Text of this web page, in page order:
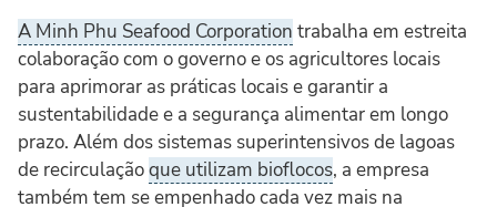
A Minh Phu Seafood Corporation trabalha em estreita
colaboração com o governo e os agricultores locais
para aprimorar as práticas locais e garantir a
sustentabilidade e a segurança alimentar em longo
prazo. Além dos sistemas superintensivos de lagoas
de recirculaçãoque utilizam bioflocos, a empresa
também tem se empenhado cada vez mais na